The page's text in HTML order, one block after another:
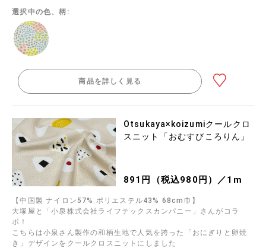
選択中の色、柄:
商品を詳しく見る
Otsukaya×koizumiクールクロ
スニット「おむすびころりん」
891円（税込980円）／1m
【中国製 ナイロン57% ポリエステル43% 68cm巾】
大塚屋と「小泉株式会社ライフテックスカンパニー」さんがコラ
ボ！
こちらは小泉さん製作の和柄生地で人気を誇った「おにぎりと卵焼
き」デザインをクールクロスニットにしました